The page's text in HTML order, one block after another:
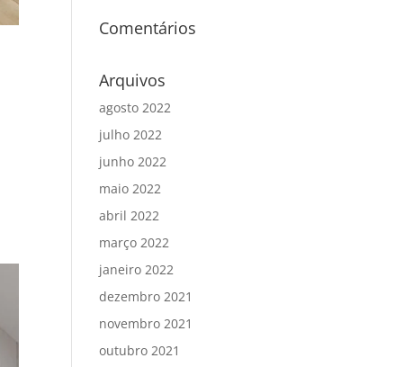
Comentários
Arquivos
agosto 2022
julho 2022
junho 2022
maio 2022
abril 2022
março 2022
janeiro 2022
dezembro 2021
novembro 2021
outubro 2021